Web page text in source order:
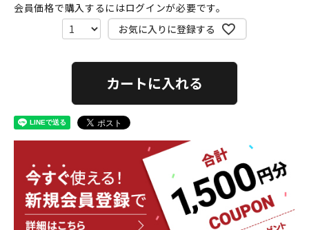
会員価格で購入するにはログインが必要です。
お気に入りに登録する
カートに入れる